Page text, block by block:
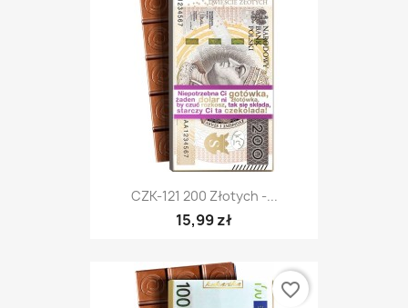
CZK-121 200 Złotych -...
15,99 zł
favorite_border